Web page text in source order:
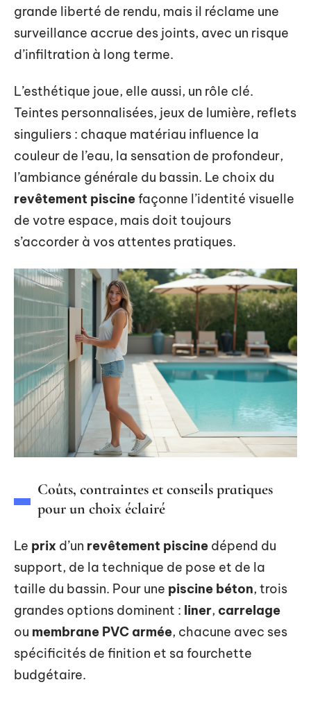
grande liberté de rendu, mais il réclame une
surveillance accrue des joints, avec un risque
d’infiltration à long terme.
L’esthétique joue, elle aussi, un rôle clé.
Teintes personnalisées, jeux de lumière, reflets
singuliers : chaque matériau influence la
couleur de l’eau, la sensation de profondeur,
l’ambiance générale du bassin. Le choix du
revêtement piscinefaçonne l’identité visuelle
de votre espace, mais doit toujours
s’accorder à vos attentes pratiques.
Coûts, contraintes et conseils pratiques
pour un choix éclairé
Le prix d’un revêtement piscine dépend du
support, de la technique de pose et de la
taille du bassin. Pour une piscine béton, trois
grandes options dominent : liner, carrelage
ou membrane PVC armée, chacune avec ses
spécificités de finition et sa fourchette
budgétaire.